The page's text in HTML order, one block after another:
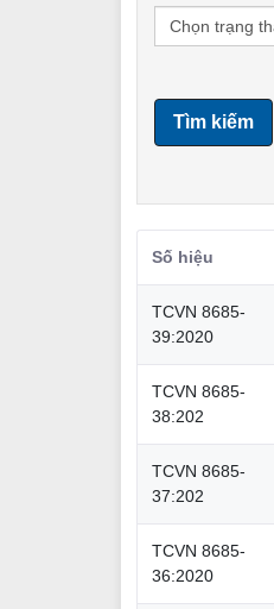
Tìm kiếm
Số hiệu
TCVN 8685-
39:2020
TCVN 8685-
38:202
TCVN 8685-
37:202
TCVN 8685-
36:2020